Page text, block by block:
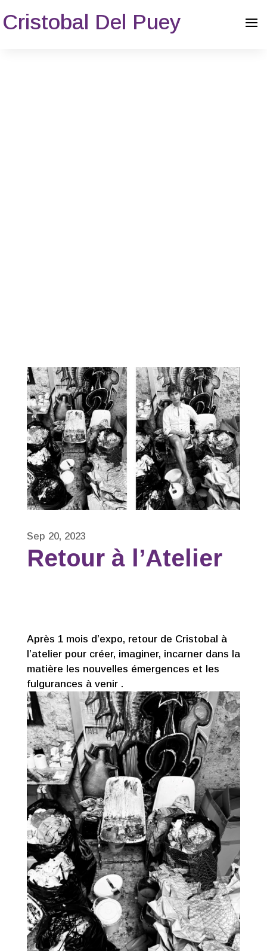
Cristobal Del Puey
Sep 20, 2023
Retour à l’Atelier
Après 1 mois d’expo, retour de Cristobal à
l’atelier pour créer, imaginer, incarner dans la
matière les nouvelles émergences et les
fulgurances à venir .